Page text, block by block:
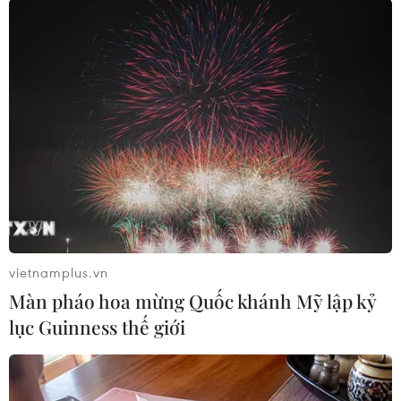
Theo dõi VietnamPlus
TIN LIÊN QUAN
vietnamplus.vn
Màn pháo hoa mừng Quốc khánh Mỹ lập kỷ
lục Guinness thế giới